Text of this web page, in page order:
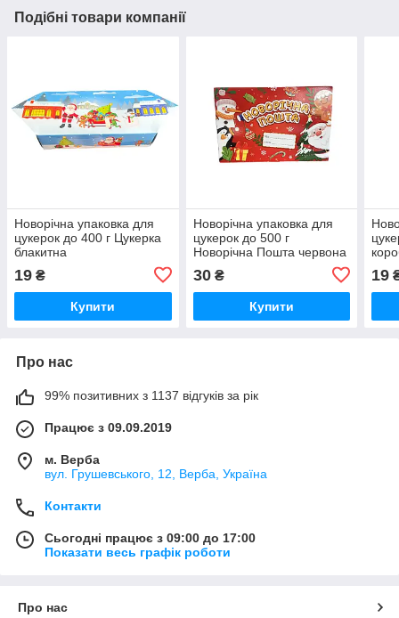
Подібні товари компанії
Новорічна упаковка для
цукерок до 400 г Цукерка
блакитна
19 ₴
Купити
Новорічна упаковка для
цукерок до 500 г
Новорічна Пошта червона
30₴
Купити
19
Про нас
99% позитивних з 1137 відгуків за рік
Працює з 09.09.2019
м. Верба
вул. Грушевського, 12, Верба, Україна
Контакти
Сьогодні працює з 09:00 до 17:00
Показати весь графік роботи
Про нас